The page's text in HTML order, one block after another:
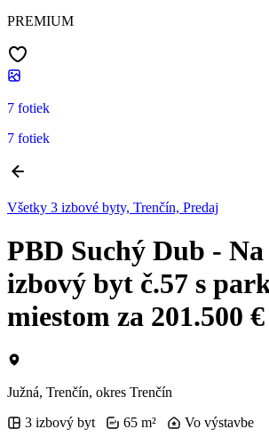
PREMIUM
7 fotiek
7 fotiek
Všetky 3 izbové byty, Trenčín, Predaj
PBD Suchý Dub -
izbový byt č.57 s
miestom za 201.500 €
Južná, Trenčín, okres Trenčín
3 izbový byt
65 m² Vo výstavbe